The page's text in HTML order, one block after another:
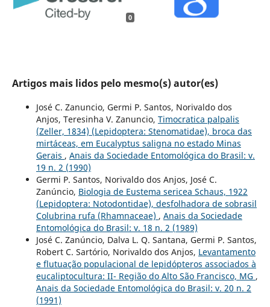
0
Artigos mais lidos pelo mesmo(s) autor(es)
José C. Zanuncio, Germi P. Santos, Norivaldo dos
Anjos, Teresinha V. Zanuncio, Timocratica palpalis
(Zeller, 1834) (Lepidoptera: Stenomatidae), broca das
mirtáceas, em Eucalyptus saligna no estado Minas
Gerais , Anais da Sociedade Entomológica do Brasil: v.
19 n. 2 (1990)
Germi P. Santos, Norivaldo dos Anjos, José C.
Zanúncio, Biologia de Eustema sericea Schaus, 1922
(Lepidoptera: Notodontidae), desfolhadora de sobrasil
Colubrina rufa (Rhamnaceae) , Anais da Sociedade
Entomológica do Brasil: v. 18 n. 2 (1989)
José C. Zanúncio, Dalva L. Q. Santana, Germi P. Santos,
Robert C. Sartório, Norivaldo dos Anjos, Levantamento
e flutuação populacional de lepidópteros associados à
eucaliptocultura: II- Região do Alto São Francisco, MG ,
Anais da Sociedade Entomológica do Brasil: v. 20 n. 2
(1991)